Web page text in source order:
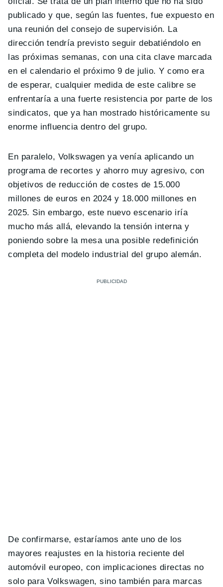
publicado y que, según las fuentes, fue expuesto en
una reunión del consejo de supervisión. La
dirección tendría previsto seguir debatiéndolo en
las próximas semanas, con una cita clave marcada
en el calendario el próximo 9 de julio. Y como era
de esperar, cualquier medida de este calibre se
enfrentaría a una fuerte resistencia por parte de los
sindicatos, que ya han mostrado históricamente su
enorme influencia dentro del grupo.
En paralelo, Volkswagen ya venía aplicando un
programa de recortes y ahorro muy agresivo, con
objetivos de reducción de costes de 15.000
millones de euros en 2024 y 18.000 millones en
2025. Sin embargo, este nuevo escenario iría
mucho más allá, elevando la tensión interna y
poniendo sobre la mesa una posible redefinición
completa del modelo industrial del grupo alemán.
De confirmarse, estaríamos ante uno de los
mayores reajustes en la historia reciente del
automóvil europeo, con implicaciones directas no
solo para Volkswagen, sino también para marcas